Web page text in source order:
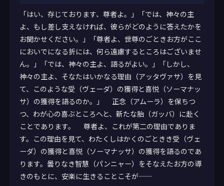
「はい、存じております、尊者よ。」「では、神々の主
よ、もし差し支えなければ、彼らがどのように答えたかを
お聞かせください。」「尊者よ、世尊のごときお方がここ
においでになる折には、何ら遠慮するところはございませ
ん。」「では、神々の主よ、語るがよい。」「しかし、
神々の主よ、そなたはいかなる理由（アッタヴァサ）を見
て、このような受（ヴェーダ）の獲得と喜悦（ソーマナッ
サ）の獲得を語るのか。」 正念（アムーラ）を保ちつ
つ、わが心の喜ぶところへと、新たな胎（ガッバ）に赴く
ことであります。 尊者よ、これが第二の理由でありま
す。この理由を見て、わたくしはかくのごときき受（ヴェ
ーダ）の獲得と喜悦（ソーマナッサ）の獲得を語るのであ
ります。曇りなき智慧（パンニャー）をそなえたお方の導
きのもとに、安楽に生きることこそが——